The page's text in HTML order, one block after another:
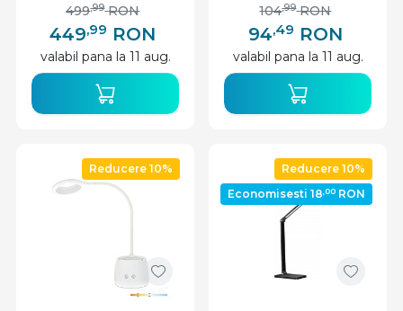
Rebel
449,99 RON
499,99 RON
valabil pana la 11 aug.
94,49 RON
104,99 RON
valabil pana la 11 aug.
Reducere 10%
Reducere 10%
Economisesti 18,00 RON